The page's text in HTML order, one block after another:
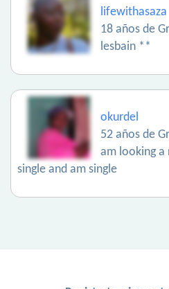
lifewithasaza
18 años de
lesbain **
okurdel
52 años de
am looking a
single and am single